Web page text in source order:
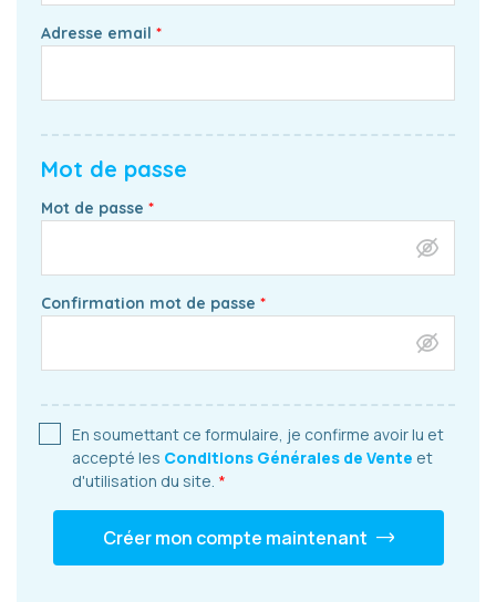
Adresse email
Mot de passe
Mot de passe
Confirmation mot de passe
En soumettant ce formulaire, je confirme avoir lu et
accepté les Conditions Générales de Vente et
d'utilisation du site.
Créer mon compte maintenant